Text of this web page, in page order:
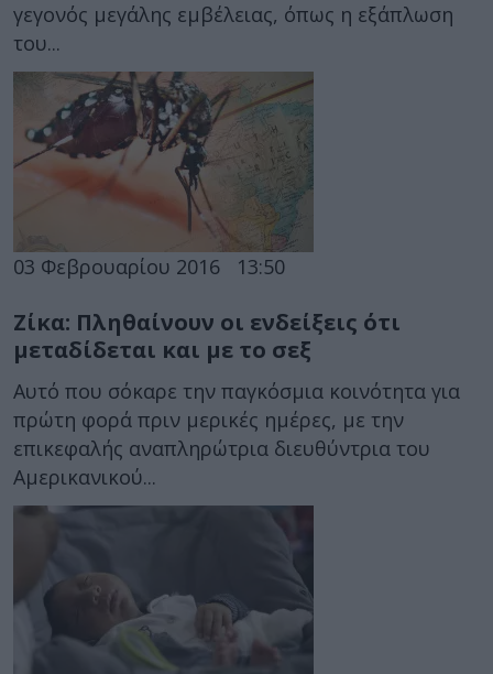
γεγονός μεγάλης εμβέλειας, όπως η εξάπλωση
του...
03 Φεβρουαρίου 2016 13:50
Ζίκα: Πληθαίνουν οι ενδείξεις ότι
μεταδίδεται και με το σεξ
Αυτό που σόκαρε την παγκόσμια κοινότητα για
πρώτη φορά πριν μερικές ημέρες, με την
επικεφαλής αναπληρώτρια διευθύντρια του
Αμερικανικού...